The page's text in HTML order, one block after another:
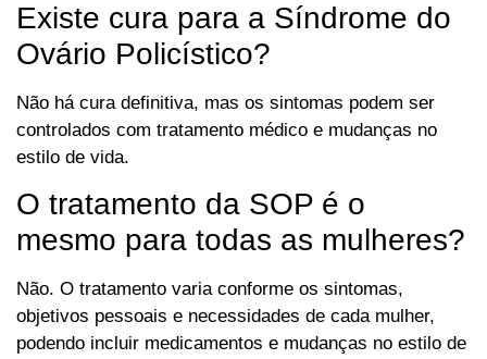
Existe cura para a Síndrome do
Ovário Policístico?
Não há cura definitiva, mas os sintomas podem ser
controlados com tratamento médico e mudanças no
estilo de vida.
O tratamento da SOP é o
mesmo para todas as mulheres?
Não. O tratamento varia conforme os sintomas,
objetivos pessoais e necessidades de cada mulher,
podendo incluir medicamentos e mudanças no estilo de